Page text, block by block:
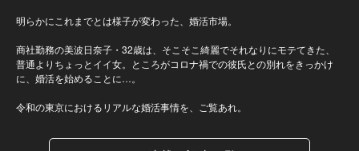
明らかにこれまでとは様子が変わった、婚活市場。
商社勤務の美波日奈子・32歳は、そこそこ綺麗でそれなりにモテてきた、
普通よりちょっとイイ女。ところがコロナ禍での彼氏との別れをきっかけ
に、婚活を始めることに…。
令和の東京におけるリアルな婚活事情を、ご覧あれ。